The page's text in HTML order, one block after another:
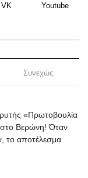
VK Youtube
Συνεχώς
«Πρωτοβουλία
Βερώνη! Όταν
το αποτέλεσμα